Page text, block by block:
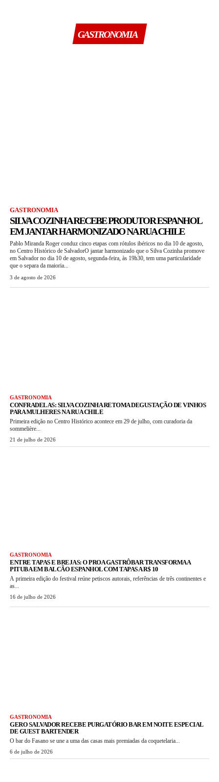
GASTRONOMIA
GASTRONOMIA
SILVA COZINHA RECEBE PRODUTOR ESPANHOL
EM JANTAR HARMONIZADO NA RUA CHILE
Pablo Miranda Roger conduz cinco etapas com rótulos ibéricos no dia 10 de agosto,
no Centro Histórico de SalvadorO jantar harmonizado que o Silva Cozinha promove
em Salvador no dia 10 de agosto, segunda-feira, às 19h30, tem uma particularidade
que o separa da maioria...
3 de agosto de 2026
GASTRONOMIA
CONFRADELAS: SILVA COZINHA RETOMA DEGUSTAÇÃO DE VINHOS
PARA MULHERES NA RUA CHILE
Primeira edição no Centro Histórico acontece em 29 de julho, com curadoria da
sommelière...
21 de julho de 2026
GASTRONOMIA
ENTRE TAPAS E BREJAS: O PROA GASTRÔBAR TRANSFORMA A
PITUBA EM BALCÃO ESPANHOL COM TAPAS A R$ 10
A primeira edição do festival reúne petiscos autorais, referências de três continentes e
as...
16 de julho de 2026
GASTRONOMIA
GERO SALVADOR RECEBE PURGATÓRIO BAR EM NOITE ESPECIAL
DE GUEST BARTENDER
O bar do Fasano se une a uma das casas mais premiadas da coquetelaria...
6 de julho de 2026